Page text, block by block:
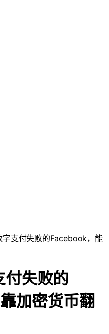
字支付失败的Facebook，能
付失败的
加密货币翻